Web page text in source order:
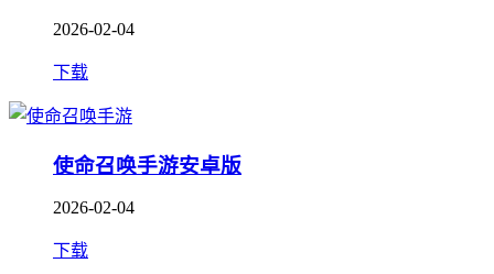
2026-02-04
下载
使命召唤手游安卓版
2026-02-04
下载